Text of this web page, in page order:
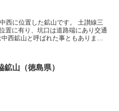
西に位置した鉱山です。 土讃線三
置に有り、坑口は道路端にあり交通
鉱山（徳島県）